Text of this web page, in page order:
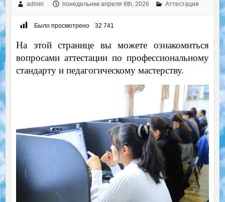
admin понедельник апреля 6th, 2026 Аттестация
Было просмотрено 32 741
На этой странице вы можете ознакомиться
вопросами аттестации по профессиональному
стандарту и педагогическому мастерству.